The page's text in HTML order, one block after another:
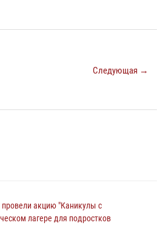
Следующая →
акцию "Каникулы с
лагере для подростков